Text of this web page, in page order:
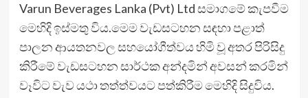
Varun Beverages Lanka (Pvt) Ltd සමාගමේ කැපවීම
මෙහිදි ඉස්මතු විය.මෙම වැඩසටහන සඳහා පළාත්
පාලන ආයතනවල සහයෝගීත්වය හිමි වූ අතර පිරිසිදු
කිරීමේ වැඩසටහන සාර්ථක අන්දමින් අවසන් කරමින්
වෑවිට වැව යථා තත්ත්වයට පත්කිරීම මෙහිදි සිදුවිය.